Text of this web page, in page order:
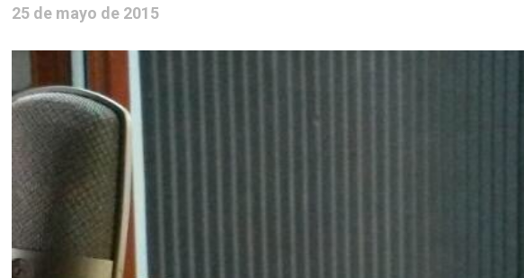
25 de mayo de 2015